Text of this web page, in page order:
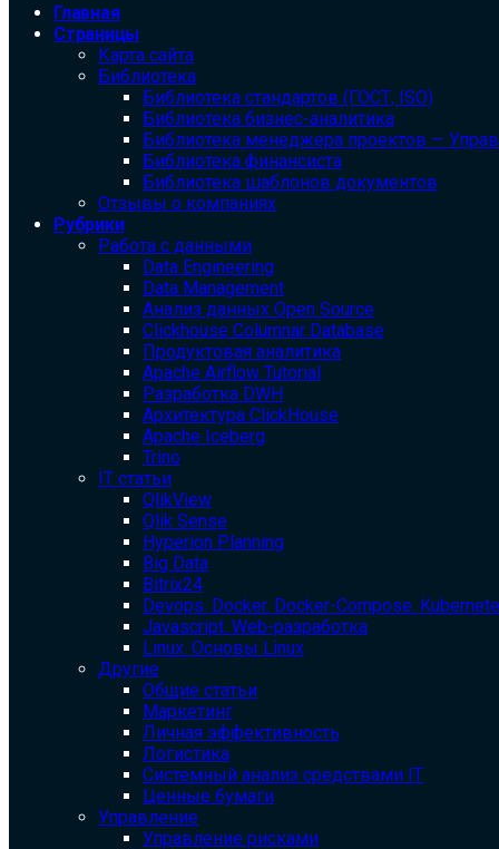
Главная
Страницы
Карта сайта
Библиотека
Библиотека cтандартов (ГОСТ, ISO)
Библиотека бизнес-аналитика
Библиотека менеджера проектов —
Библиотека финансиста
Библиотека шаблонов документов
Отзывы о компаниях
Рубрики
Работа с данными
Data Engineering
Data Management
Анализ данных Open Source
Clickhouse Columnar Database
Продуктовая аналитика
Apache Airflow Tutorial
Разработка DWH
Архитектура ClickHouse
Apache Iceberg
Trino
IT статьи
QlikView
Qlik Sense
Hyperion Planning
Big Data
Bitrix24
Devops. Docker. Docker-Compose.
Javascript. Web-разработка
Linux. Основы Linux
Другие
Общие статьи
Маркетинг
Личная эффективность
Логистика
Системный анализ средствами IT
Ценные бумаги
Управление
Управление рисками